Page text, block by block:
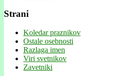
Strani
Koledar praznikov
Ostale osebnosti
Razlaga imen
Viri svetnikov
Zavetniki